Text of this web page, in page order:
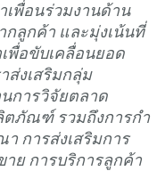
เพื่อนร่วมงานด้าน
กลูกค้า และมุ่งเน้นที่
พื่อขับเคลื่อนยอด
ส่งเสริมกลุ่ม
การวิจัยตลาด
ภัณฑ์ รวมถึงการกํา
การส่งเสริมการ
ย การบริการลูกค้า